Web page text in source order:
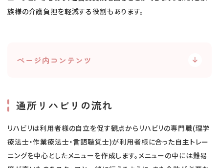
族様の介護負担を軽減する役割もあります。
ページ内コンテンツ
通所リハビリの流れ
リハビリは利用者様の自立を促す観点からリハビリの専門職(理学
療法士・作業療法士・言語聴覚士)が利用者様に合った自主トレー
ニングを中心としたメニューを作成します。メニューの中には難易